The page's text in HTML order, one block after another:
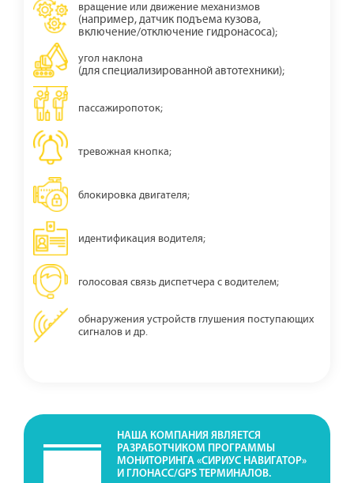
вращение или движение механизмов
(например, датчик подъема кузова,
включение/отключение гидронасоса);
угол наклона
(для специализированной автотехники);
пассажиропоток;
тревожная кнопка;
блокировка двигателя;
идентификация водителя;
голосовая связь диспетчера с водителем;
обнаружения устройств глушения поступающих
сигналов и др.
НАША КОМПАНИЯ ЯВЛЯЕТСЯ
РАЗРАБОТЧИКОМ ПРОГРАММЫ
МОНИТОРИНГА «СИРИУС НАВИГАТОР»
И ГЛОНАСС/GPS ТЕРМИНАЛОВ.